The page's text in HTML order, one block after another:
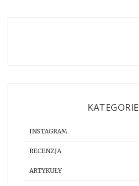
KATEGORIE
INSTAGRAM
RECENZJA
ARTYKUŁY